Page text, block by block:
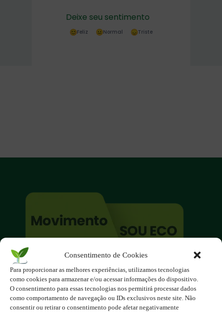
Consentimento de Cookies
Para proporcionar as melhores experiências, utilizamos tecnologias
como cookies para armazenar e/ou acessar informações do dispositivo.
O consentimento para essas tecnologias nos permitirá processar dados
como comportamento de navegação ou IDs exclusivos neste site. Não
consentir ou retirar o consentimento pode afetar negativamente
Deixe seu sentimento
Feliz Normal Triste
O site é um movimento ambientalista!
Participe você também!
Podemos fazer muito
se nos unirmos!